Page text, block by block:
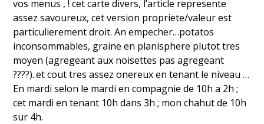
vos menus , ! cet carte divers, l’article represente
assez savoureux, cet version propriete/valeur est
particulierement droit. An empecher…potatos
inconsommables, graine en planisphere plutot tres
moyen (agregeant aux noisettes pas agregeant
????)..et cout tres assez onereux en tenant le niveau …
En mardi selon le mardi en compagnie de 10h a 2h ;
cet mardi en tenant 10h dans 3h ; mon chahut de 10h
sur 4h.